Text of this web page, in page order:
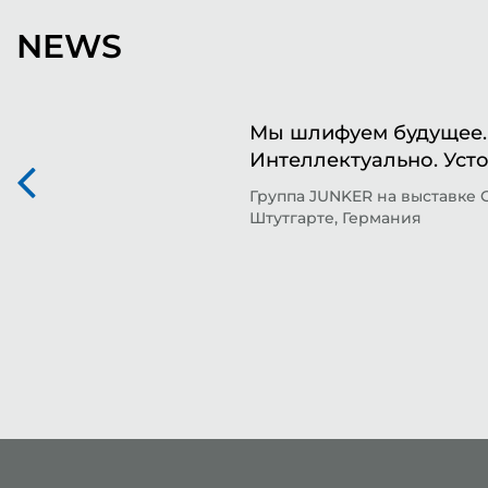
NEWS
Мы шлифуем будущее.
Интеллектуально.
Группа JUNKER на
Штутгарте, Германия